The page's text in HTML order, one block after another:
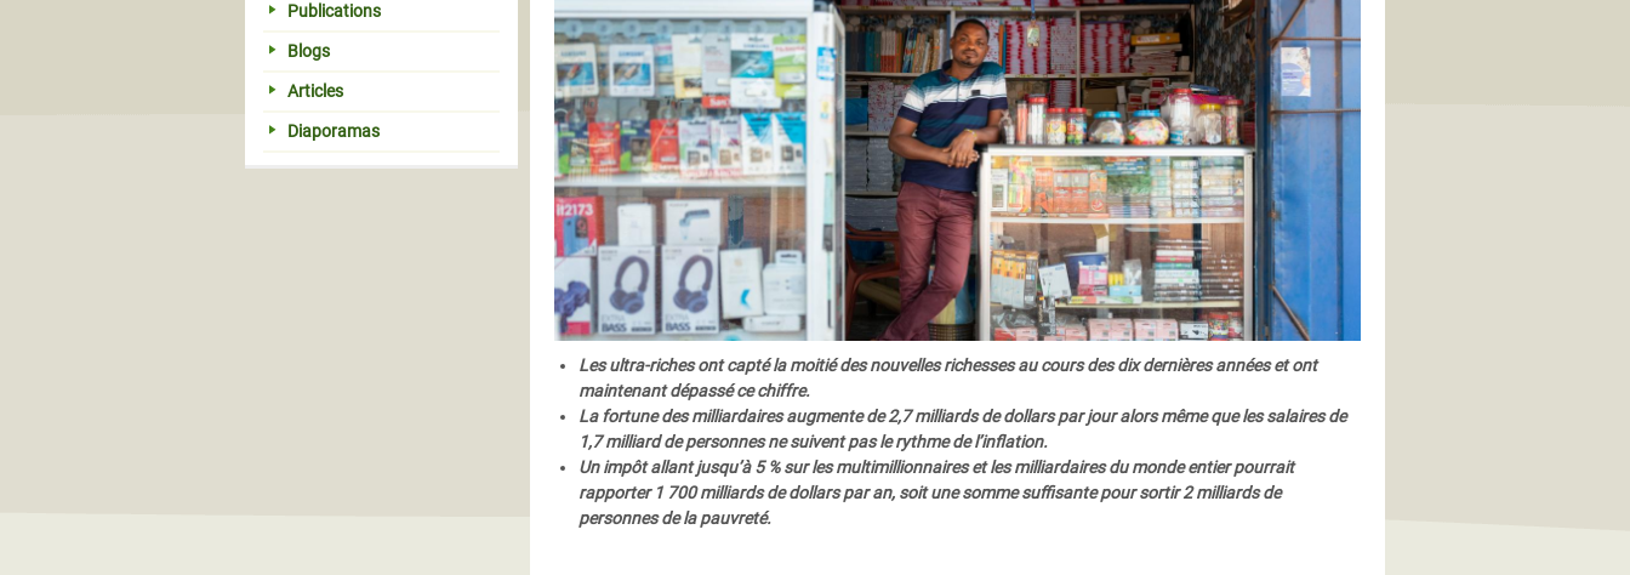
Les ultra-riches ont capté la moitié des nouvelles richesses au cours des dix dernières années et ont
maintenant dépassé ce chiffre.
La fortune des milliardaires augmente de 2,7 milliards de dollars par jour alors même que les salaires de
1,7 milliard de personnes ne suivent pas le rythme de l’inflation.
Un impôt allant jusqu’à 5 % sur les multimillionnaires et les milliardaires du monde entier pourrait
rapporter 1 700 milliards de dollars par an, soit une somme suffisante pour sortir 2 milliards de
personnes de la pauvreté.
Publications
Blogs
Articles
Diaporamas